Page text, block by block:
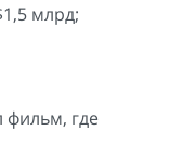
млрд;
фильм, где